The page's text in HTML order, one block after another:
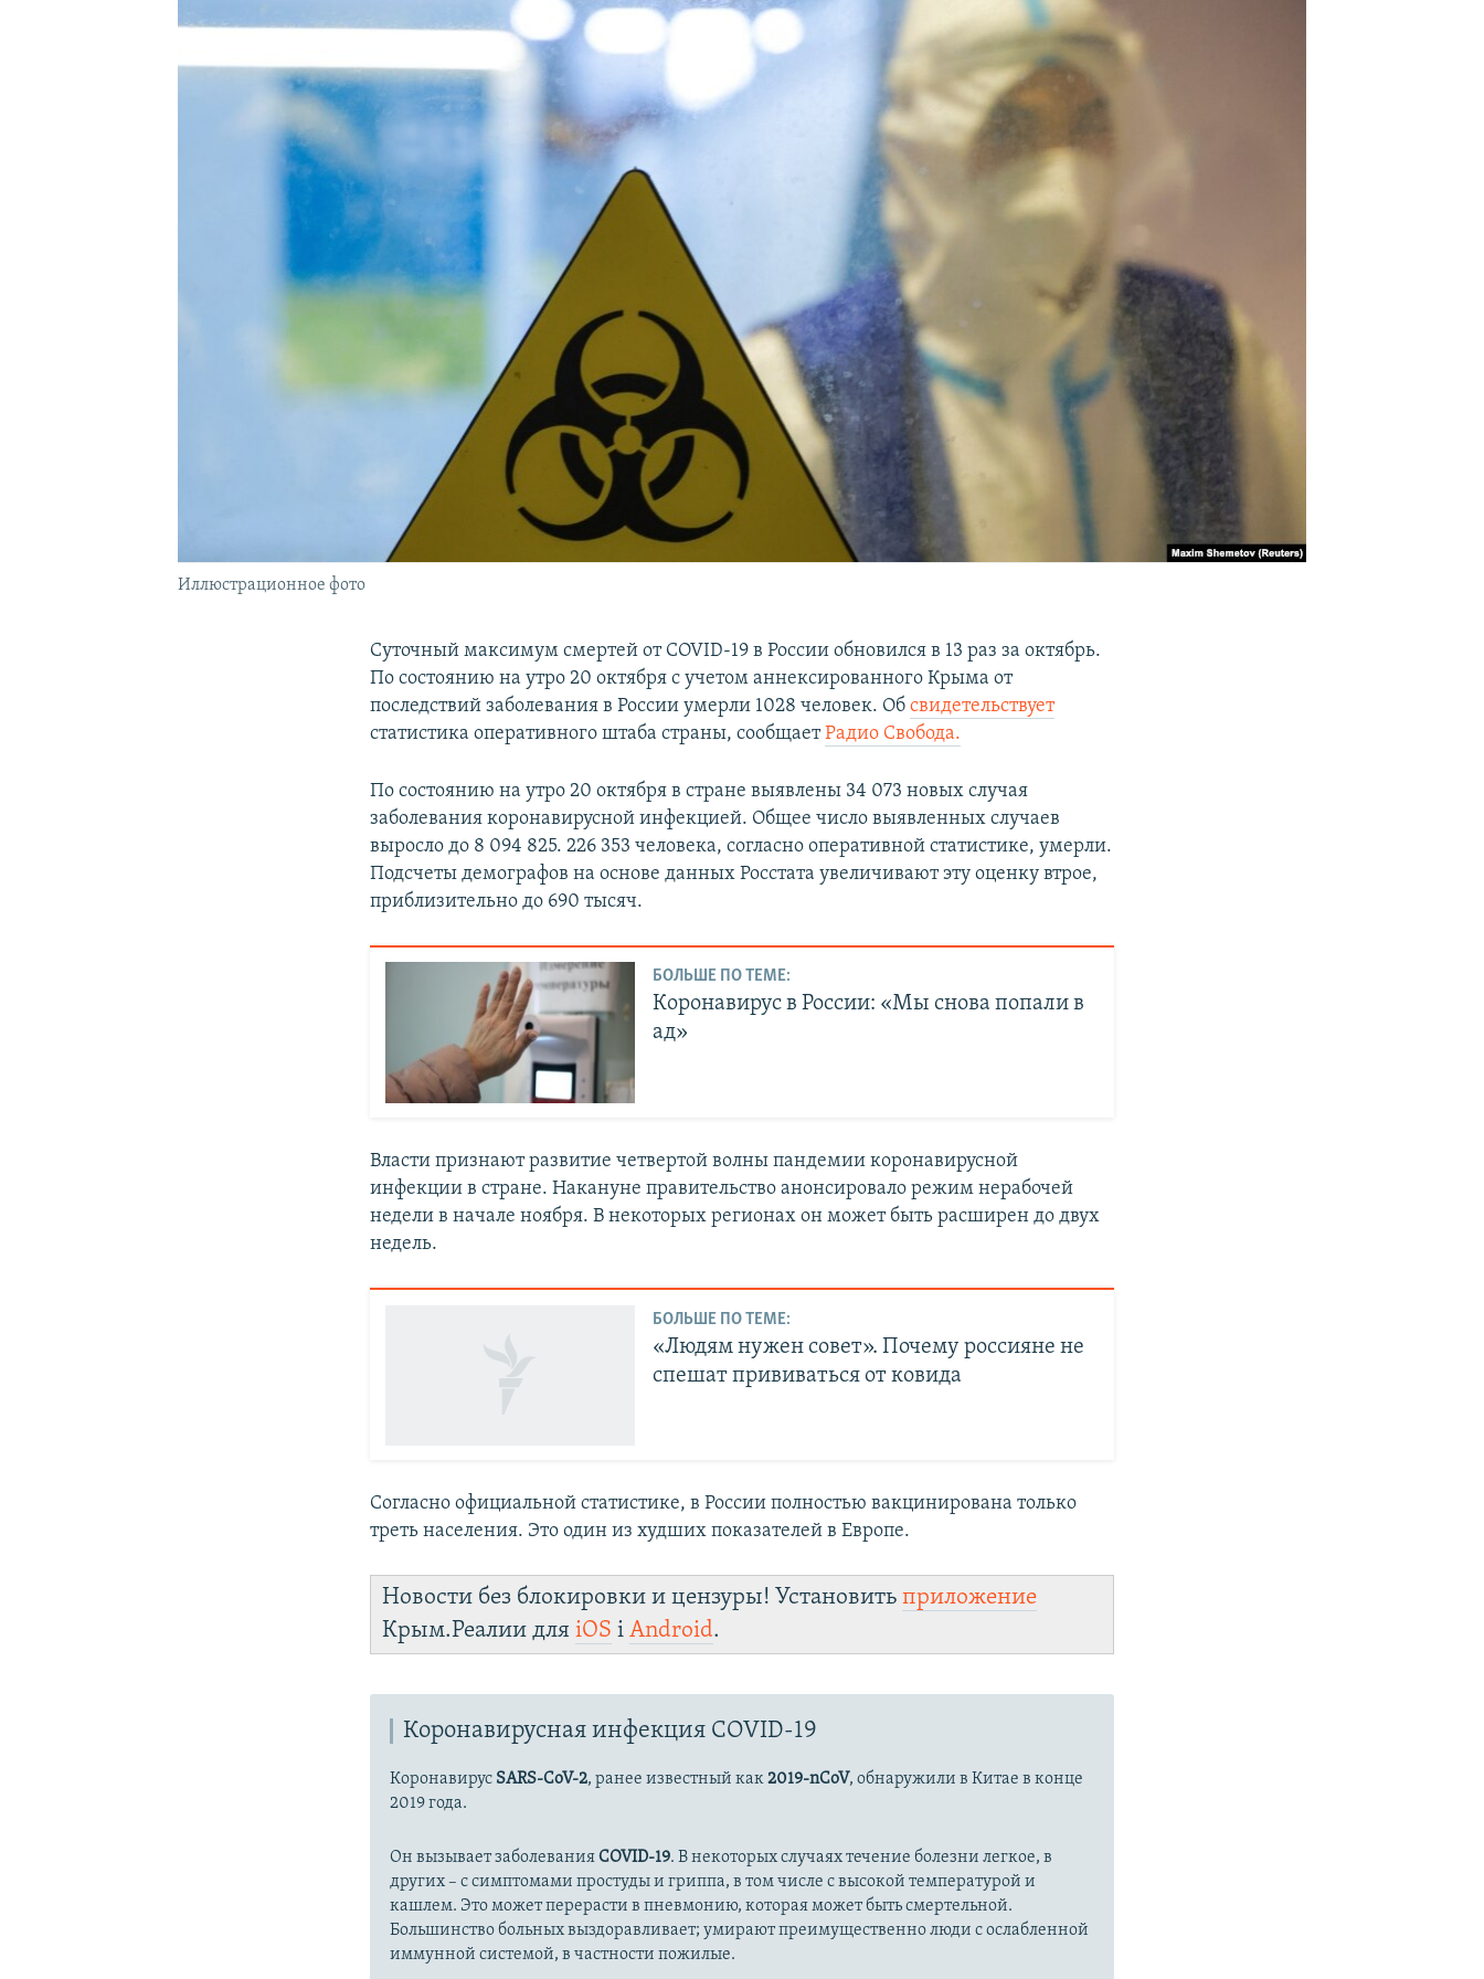
Иллюстрационное фото
Суточный максимум смертей от COVID-19 в России обновился в 13 раз за октябрь.
По состоянию на утро 20 октября с учетом аннексированного Крыма от
последствий заболевания в России умерли 1028 человек. Обсвидетельствует
статистика оперативного штаба страны, сообщаетРадио Свобода.
По состоянию на утро 20 октября в стране выявлены 34 073 новых случая
заболевания коронавирусной инфекцией. Общее число выявленных случаев
выросло до 8 094 825. 226 353 человека, согласно оперативной статистике, умерли.
Подсчеты демографов на основе данных Росстата увеличивают эту оценку втрое,
приблизительно до 690 тысяч.
БОЛЬШЕ ПО ТЕМЕ:
Коронавирус в России: «Мы снова попали в
ад»
Власти признают развитие четвертой волны пандемии коронавирусной
инфекции в стране. Накануне правительство анонсировало режим нерабочей
недели в начале ноября. В некоторых регионах он может быть расширен до двух
недель.
БОЛЬШЕ ПО ТЕМЕ:
«Людям нужен совет». Почему россияне не
спешат прививаться от ковида
Согласно официальной статистике, в России полностью вакцинирована только
треть населения. Это один из худших показателей в Европе.
Новости без блокировки и цензуры! Установитьприложение
Крым.Реалии дляiOS іAndroid.
Коронавирусная инфекция COVID-19
Коронавирус SARS-CoV-2, ранее известный как2019-nCoV, обнаружили в Китае в конце
2019 года.
Он вызывает заболеванияCOVID-19. В некоторых случаях течение болезни легкое, в
других – с симптомами простуды и гриппа, в том числе с высокой температурой и
кашлем. Это может перерасти в пневмонию, которая может быть смертельной.
Большинство больных выздоравливает; умирают преимущественно люди с ослабленной
иммунной системой, в частности пожилые.